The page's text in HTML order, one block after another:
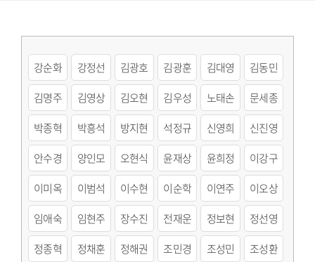
강순화 강정선 김광호 김광훈 김대영
김동민
김명주
김영상 김오현 김우성 노태손
문세종
박종혁
박흥석 방지현 석정규 신영희
신진영
안수경
양인모 오현식 윤재상 윤희정
이강구
이미옥
이범석 이수현 이순학 이연주
이오상
임애숙
임현주 장수진 전재운 정보현
정선영
정종혁
정채훈 정해권 조민경 조성민
조성환